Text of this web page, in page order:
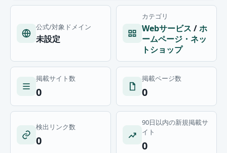
公式/対象ドメイン
未設定
カテゴリ
Webサービス /ホ
ームページ・ネッ
トショップ
掲載サイト数
0
掲載ページ数
0
検出リンク数
0
90日以内の新規掲載サ
イト
0